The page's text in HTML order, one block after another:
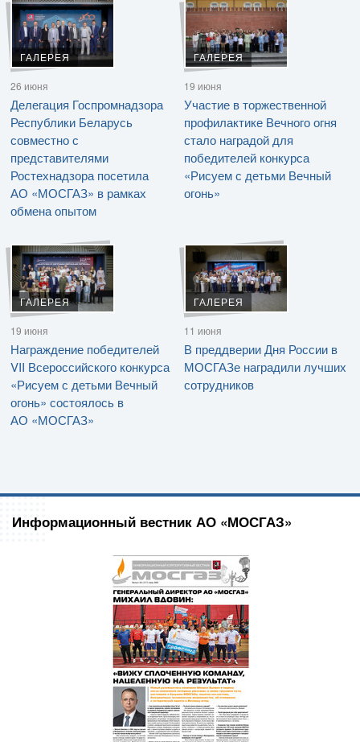
ГАЛЕРЕЯ
26 июня
Делегация Госпромнадзора
Республики Беларусь
совместно с
представителями
Ростехнадзора посетила
АО «МОСГАЗ» в рамках
обмена опытом
ГАЛЕРЕЯ
19 июня
Участие в торжественной
профилактике Вечного огня
стало наградой для
победителей конкурса
«Рисуем с детьми Вечный
огонь»
ГАЛЕРЕЯ
19 июня
Награждение победителей
VII Всероссийского конкурса
«Рисуем с детьми Вечный
огонь» состоялось в
АО «МОСГАЗ»
ГАЛЕРЕЯ
11 июня
В преддверии Дня России в
МОСГАЗе наградили лучших
сотрудников
Информационный вестник АО «МОСГАЗ»